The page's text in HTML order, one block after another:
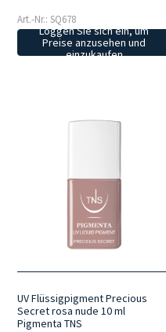
Art.-Nr.: SQ678
Loggen Sie sich ein, um
Preise anzusehen und
einzukaufen
UV Flüssigpigment Precious
Secret rosa nude 10 ml
Pigmenta TNS